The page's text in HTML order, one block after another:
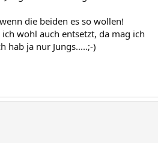
die beiden es so wollen!
wohl auch entsetzt, da mag ich
hab ja nur Jungs.....;-)